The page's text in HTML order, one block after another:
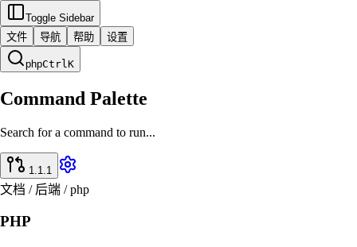
Toggle Sidebar
文件
导航 帮助 设置
phpCtrlK
Command Palette
Search for a command to run...
1.1.1
文档 / 后端 / php
PHP